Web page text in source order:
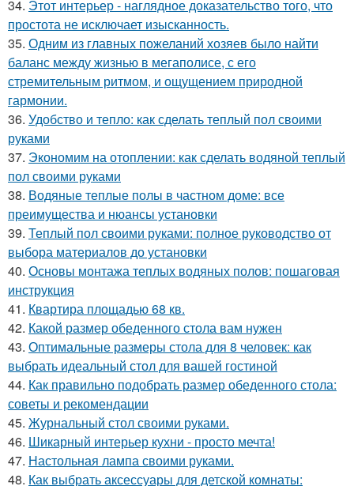
34. Этот интерьер - наглядное доказательство того, что
простота не исключает изысканность.
35. Одним из главных пожеланий хозяев было найти
баланс между жизнью в мегаполисе, с его
стремительным ритмом, и ощущением природной
гармонии.
36. Удобство и тепло: как сделать теплый пол своими
руками
37. Экономим на отоплении: как сделать водяной теплый
пол своими руками
38. Водяные теплые полы в частном доме: все
преимущества и нюансы установки
39. Теплый пол своими руками: полное руководство от
выбора материалов до установки
40. Основы монтажа теплых водяных полов: пошаговая
инструкция
41. Квартира площадью 68 кв.
42. Какой размер обеденного стола вам нужен
43. Оптимальные размеры стола для 8 человек: как
выбрать идеальный стол для вашей гостиной
44. Как правильно подобрать размер обеденного стола:
советы и рекомендации
45. Журнальный стол своими руками.
46. Шикарный интерьер кухни - просто мечта!
47. Настольная лампа своими руками.
48. Как выбрать аксессуары для детской комнаты: